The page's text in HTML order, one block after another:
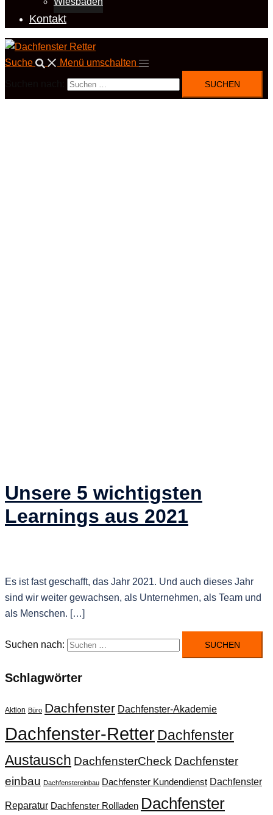
Kontakt
Suche Menü umschalten
Unsere 5 wichtigsten
Learnings aus 2021
Es ist fast geschafft, das Jahr 2021. Und auch dieses Jahr
sind wir weiter gewachsen, als Unternehmen, als Team und
als Menschen. […]
Suchen nach:
Schlagwörter
Aktion Büro Dachfenster Dachfenster-Akademie
Dachfenster-RetterDachfenster
Austausch DachfensterCheck Dachfenster
einbau Dachfenstereinbau Dachfenster Kundendienst Dachfenster
Reparatur Dachfenster Rollladen Dachfenster